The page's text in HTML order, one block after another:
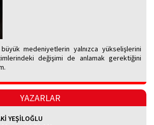
medeniyetlerin yalnızca yükselişlerini
değişimi de anlamak gerektiğini
YAZARLAR
YEŞİLOĞLU